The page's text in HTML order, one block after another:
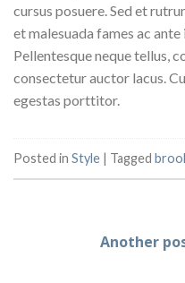
cursus posuere. Sed et
et malesuada fames ac
Pellentesque neque tellus,
consectetur auctor lacus.
egestas porttitor.
Posted in Style | Tagged
Another